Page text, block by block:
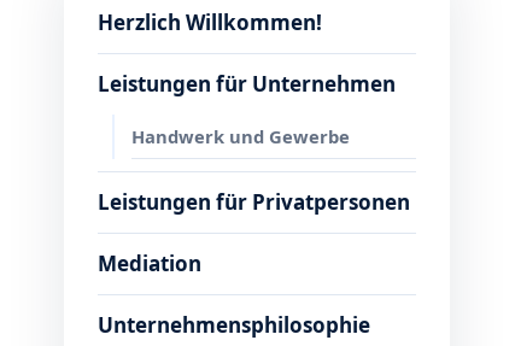
Herzlich Willkommen!
Leistungen für Unternehmen
Handwerk und Gewerbe
Leistungen für Privatpersonen
Mediation
Unternehmensphilosophie